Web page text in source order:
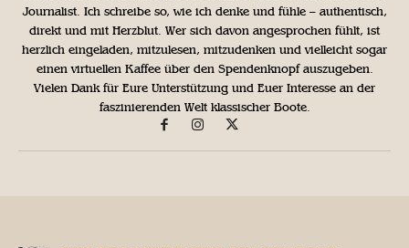
Journalist. Ich schreibe so, wie ich denke und fühle – authentisch,
direkt und mit Herzblut. Wer sich davon angesprochen fühlt, ist
herzlich eingeladen, mitzulesen, mitzudenken und vielleicht sogar
einen virtuellen Kaffee über den Spendenknopf auszugeben.
Vielen Dank für Eure Unterstützung und Euer Interesse an der
faszinierenden Welt klassischer Boote.